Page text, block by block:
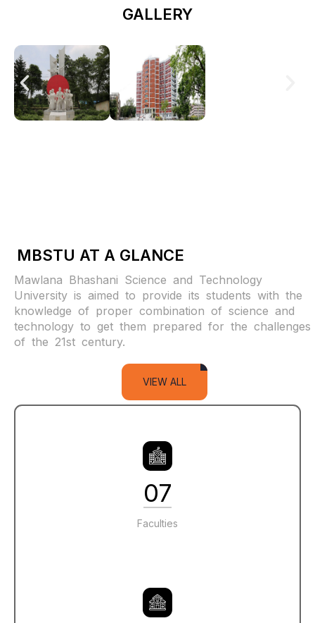
GALLERY
MBSTU AT A GLANCE
Mawlana Bhashani Science and Technology
University is aimed to provide its students with the
knowledge of proper combination of science and
technology to get them prepared for the challenges
of the 21st century.
VIEW ALL
07
Faculties